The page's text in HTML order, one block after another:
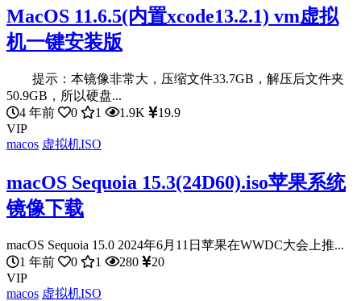
MacOS 11.6.5(内置xcode13.2.1) vm虚拟
机一键安装版
提示：本镜像非常大，压缩文件33.7GB，解压后文件夹
50.9GB，所以硬盘...
4 年前
0 1 1.9K
19.9
VIP
macos 虚拟机ISO
macOS Sequoia 15.3(24D60).iso苹果系统
镜像下载
macOS Sequoia 15.0 2024年6月11日苹果在WWDC大会上推...
1 年前
0 1 280
20
VIP
macos 虚拟机ISO